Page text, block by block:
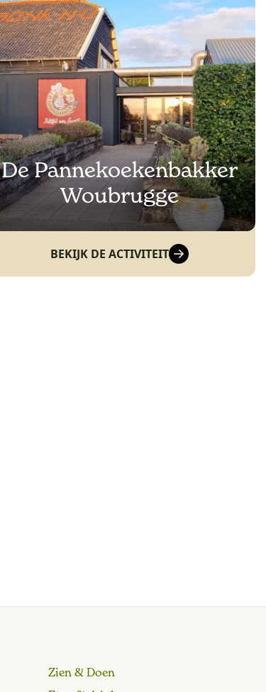
De Pannekoekenbakker
Woubrugge
BEKIJK DE ACTIVITEIT
Zien & Doen